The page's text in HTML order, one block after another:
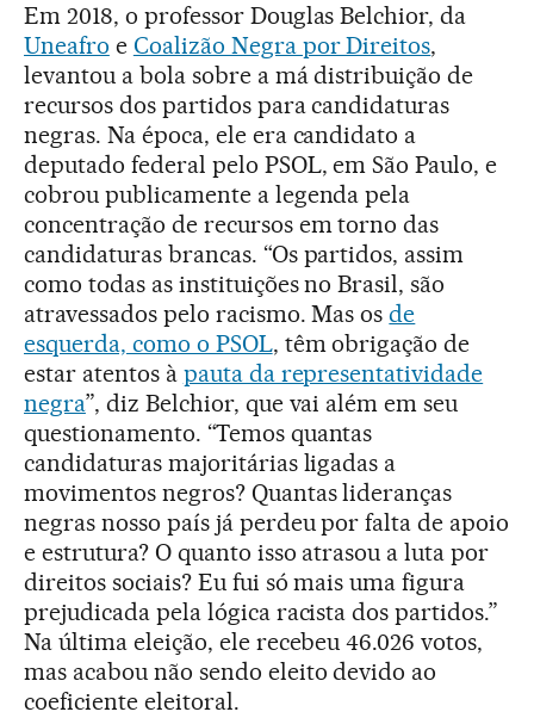
Em 2018, o professor Douglas Belchior, da
Uneafro e Coalizão Negra por Direitos,
levantou a bola sobre a má distribuição de
recursos dos partidos para candidaturas
negras. Na época, ele era candidato a
deputado federal pelo PSOL, em São Paulo, e
cobrou publicamente a legenda pela
concentração de recursos em torno das
candidaturas brancas. “Os partidos, assim
como todas as instituições no Brasil, são
atravessados pelo racismo. Mas osde
esquerda, como o PSOL, têm obrigação de
estar atentos à pauta da representatividade
negra”, diz Belchior, que vai além em seu
questionamento. “Temos quantas
candidaturas majoritárias ligadas a
movimentos negros? Quantas lideranças
negras nosso país já perdeu por falta de apoio
e estrutura? O quanto isso atrasou a luta por
direitos sociais? Eu fui só mais uma figura
prejudicada pela lógica racista dos partidos.”
Na última eleição, ele recebeu 46.026 votos,
mas acabou não sendo eleito devido ao
coeficiente eleitoral.